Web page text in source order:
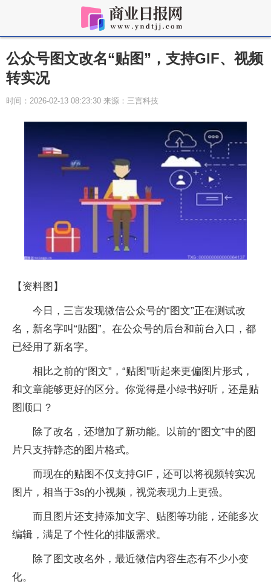
公众号图文改名“贴图”，支持GIF、视频
转实况
时间：2026-02-13 08:23:30 来源：三言科技
【资料图】
今日，三言发现微信公众号的“图文”正在测试改
名，新名字叫“贴图”。在公众号的后台和前台入口，都
已经用了新名字。
相比之前的“图文”，“贴图”听起来更偏图片形式，
和文章能够更好的区分。你觉得是小绿书好听，还是贴
图顺口？
除了改名，还增加了新功能。以前的“图文”中的图
片只支持静态的图片格式。
而现在的贴图不仅支持GIF，还可以将视频转实况
图片，相当于3s的小视频，视觉表现力上更强。
而且图片还支持添加文字、贴图等功能，还能多次
编辑，满足了个性化的排版需求。
除了图文改名外，最近微信内容生态有不少小变
化。